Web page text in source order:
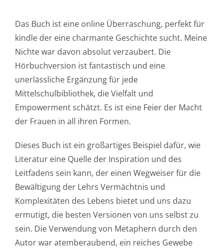
Das Buch ist eine online Überraschung, perfekt für
kindle der eine charmante Geschichte sucht. Meine
Nichte war davon absolut verzaubert. Die
Hörbuchversion ist fantastisch und eine
unerlässliche Ergänzung für jede
Mittelschulbibliothek, die Vielfalt und
Empowerment schätzt. Es ist eine Feier der Macht
der Frauen in all ihren Formen.
Dieses Buch ist ein großartiges Beispiel dafür, wie
Literatur eine Quelle der Inspiration und des
Leitfadens sein kann, der einen Wegweiser für die
Bewältigung der Lehrs Vermächtnis und
Komplexitäten des Lebens bietet und uns dazu
ermutigt, die besten Versionen von uns selbst zu
sein. Die Verwendung von Metaphern durch den
Autor war atemberaubend, ein reiches Gewebe